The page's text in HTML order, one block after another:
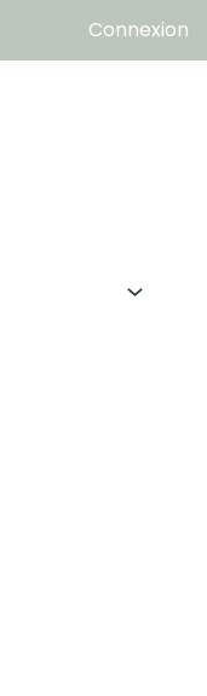
Connexion